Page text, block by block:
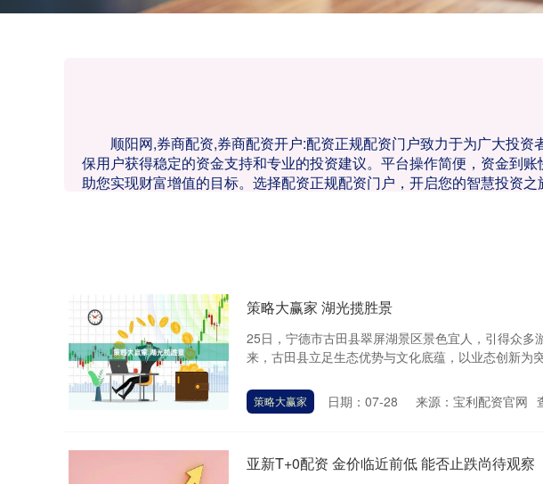
顺阳网,券商配资,券商配资开户:配资正规配资门户致力于为广大投
保用户获得稳定的资金支持和专业的投资建议。平台操作简便，资金到
助您实现财富增值的目标。选择配资正规配资门户，开启您的智慧投资之
策略大赢家 湖光揽胜景
25日，宁德市古田县翠屏湖景区景色宜人，引得众
来，古田县立足生态优势与文化底蕴，以业态创新为
策略大赢家 日期：07-28 来源：宝利配资官网
亚新T+0配资 金价临近前低 能否止跌尚待观察